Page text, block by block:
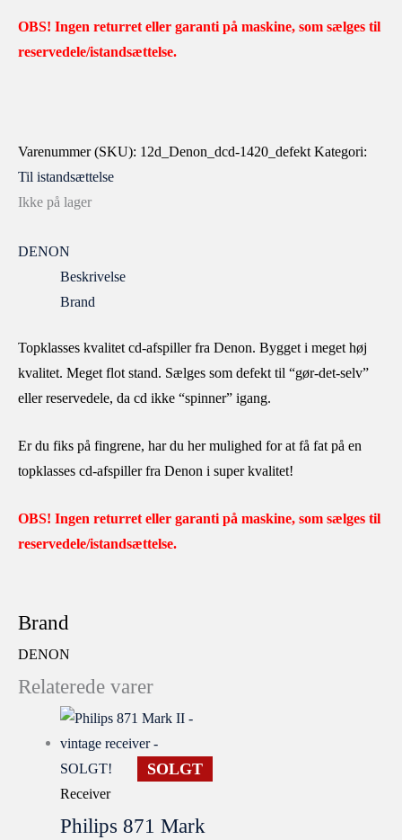
OBS! Ingen returret eller garanti på maskine, som sælges til
reservedele/istandsættelse.
Varenummer (SKU): 12d_Denon_dcd-1420_defekt Kategori:
Til istandsættelse
Ikke på lager
DENON
Beskrivelse
Brand
Topklasses kvalitet cd-afspiller fra Denon. Bygget i meget høj
kvalitet. Meget flot stand. Sælges som defekt til “gør-det-selv”
eller reservedele, da cd ikke “spinner” igang.
Er du fiks på fingrene, har du her mulighed for at få fat på en
topklasses cd-afspiller fra Denon i super kvalitet!
OBS! Ingen returret eller garanti på maskine, som sælges til
reservedele/istandsættelse.
Brand
DENON
Relaterede varer
SOLGT
Receiver
Philips 871 Mark